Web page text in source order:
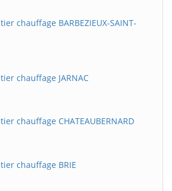
chauffage BARBEZIEUX-SAINT-
chauffage JARNAC
chauffage CHATEAUBERNARD
chauffage BRIE